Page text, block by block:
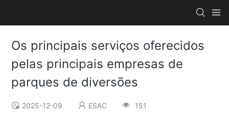
Os principais serviços oferecidos
pelas principais empresas de
parques de diversões
2025-12-09 ESAC 151